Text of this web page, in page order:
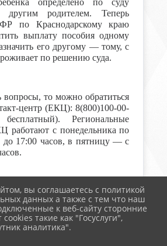
определено по суду
другим родителем. Теперь
по Краснодарскому краю
выплату пособия одному
его другому — тому, с
по решению суда.
вопросы, то можно обратиться
центр (ЕКЦ): 8(800)100-00-
Региональные
работают с понедельника по
до 17:00 часов, в пятницу — с
персональных данных
вы соглашаетесь с политикой
данных а также с тем что наш
к веб-сайту сторонние
такие как "Госуслуги",
аналитика".